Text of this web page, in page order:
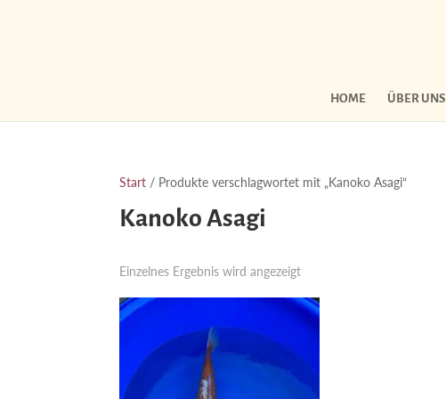
HOME ÜBER UNS
Start / Produkte verschlagwortet mit „Kanoko Asagi“
Kanoko Asagi
Einzelnes Ergebnis wird angezeigt